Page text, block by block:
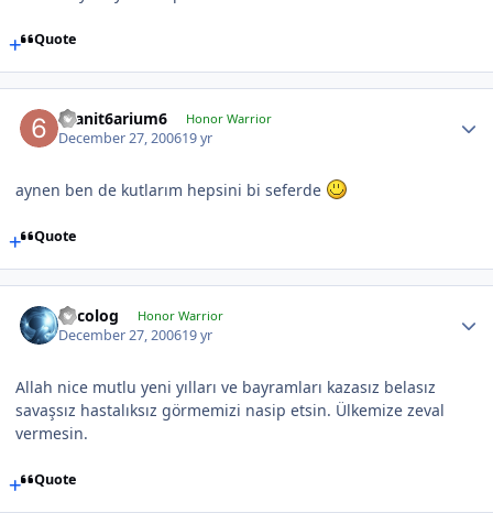
Quote
6sanit6arium6 Honor Warrior
December 27, 200619 yr
aynen ben de kutlarım hepsini bi seferde
Quote
Orcolog Honor Warrior
December 27, 200619 yr
Allah nice mutlu yeni yılları ve bayramları kazasız belasız
savaşsız hastalıksız görmemizi nasip etsin. Ülkemize zeval
vermesin.
Quote